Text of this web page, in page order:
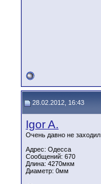
28.02.2012, 16:43
Igor A.
Очень давно не заходил
Адрес: Одесса
Сообщений: 670
Длина: 4270мкм
Диаметр: 0мм